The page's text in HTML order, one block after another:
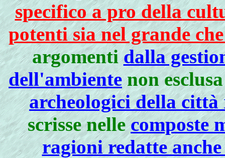
specifico a pro della
potenti sia nel grande
argomentidalla
dell'ambientenon
archeologici della
scrisse nellecomposte
ragioni redatte